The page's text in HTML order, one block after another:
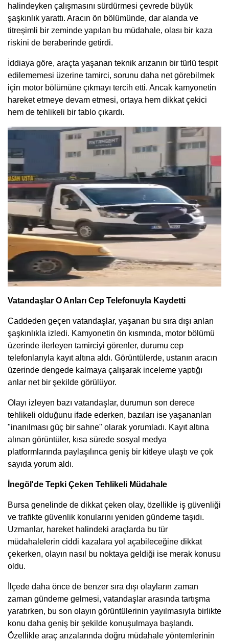
halindeyken çalışmasını sürdürmesi çevrede büyük
şaşkınlık yarattı. Aracın ön bölümünde, dar alanda ve
titreşimli bir zeminde yapılan bu müdahale, olası bir kaza
riskini de beraberinde getirdi.
İddiaya göre, araçta yaşanan teknik arızanın bir türlü tespit
edilememesi üzerine tamirci, sorunu daha net görebilmek
için motor bölümüne çıkmayı tercih etti. Ancak kamyonetin
hareket etmeye devam etmesi, ortaya hem dikkat çekici
hem de tehlikeli bir tablo çıkardı.
Vatandaşlar O Anları Cep Telefonuyla Kaydetti
Caddeden geçen vatandaşlar, yaşanan bu sıra dışı anları
şaşkınlıkla izledi. Kamyonetin ön kısmında, motor bölümü
üzerinde ilerleyen tamirciyi görenler, durumu cep
telefonlarıyla kayıt altına aldı. Görüntülerde, ustanın aracın
üzerinde dengede kalmaya çalışarak inceleme yaptığı
anlar net bir şekilde görülüyor.
Olayı izleyen bazı vatandaşlar, durumun son derece
tehlikeli olduğunu ifade ederken, bazıları ise yaşananları
"inanılması güç bir sahne" olarak yorumladı. Kayıt altına
alınan görüntüler, kısa sürede sosyal medya
platformlarında paylaşılınca geniş bir kitleye ulaştı ve çok
sayıda yorum aldı.
İnegöl'de Tepki Çeken Tehlikeli Müdahale
Bursa genelinde de dikkat çeken olay, özellikle iş güvenliği
ve trafikte güvenlik konularını yeniden gündeme taşıdı.
Uzmanlar, hareket halindeki araçlarda bu tür
müdahalelerin ciddi kazalara yol açabileceğine dikkat
çekerken, olayın nasıl bu noktaya geldiği ise merak konusu
oldu.
İlçede daha önce de benzer sıra dışı olayların zaman
zaman gündeme gelmesi, vatandaşlar arasında tartışma
yaratırken, bu son olayın görüntülerinin yayılmasıyla birlikte
konu daha geniş bir şekilde konuşulmaya başlandı.
Özellikle araç arızalarında doğru müdahale yöntemlerinin